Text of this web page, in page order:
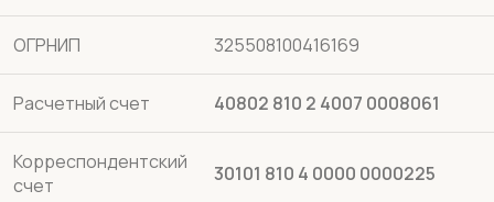
ОГРНИП 325508100416169
Расчетный счет 40802 810 2 4007 0008061
Корреспондентский
счет
30101 810 4 0000 0000225